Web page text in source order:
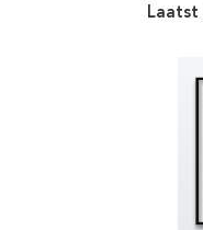
Laatst